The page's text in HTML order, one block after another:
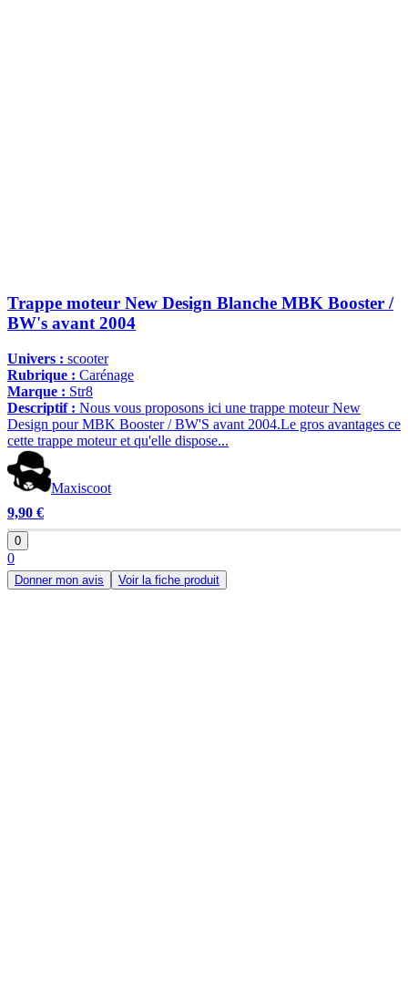
Trappe moteur New Design Blanche MBK Booster /
BW's avant 2004
Univers : scooter
Rubrique : Carénage
Marque : Str8
Descriptif : Nous vous proposons ici une trappe moteur New
Design pour MBK Booster / BW'S avant 2004.Le gros avantages ce
cette trappe moteur et qu'elle dispose...
Maxiscoot
9,90 €
0
0
Donner mon avis Voir la fiche produit